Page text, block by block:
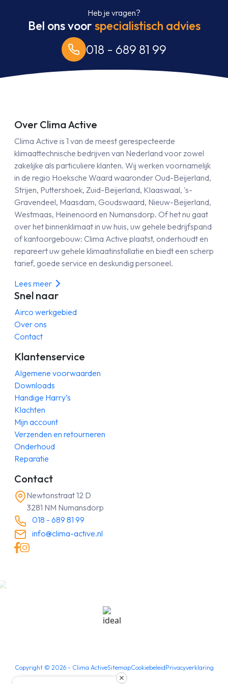
Heb je vragen?
Bel ons voorspecialistisch advies
018 - 689 81 99
Over Clima Active
Clima Active is 1 van de meest gerespecteerde
klimaattechnische bedrijven van Nederland voor zowel
zakelijke als particuliere klanten. Wij werken voornamelijk
in de regio Hoeksche Waard waaronder Oud-Beijerland,
Strijen, Puttershoek, Zuid-Beijerland, Klaaswaal, 's-
Gravendeel, Maasdam, Goudswaard, Nieuw-Beijerland,
Westmaas, Heinenoord en Numansdorp. Of het nu gaat
over het binnenklimaat in uw huis, uw gehele bedrijfspand
of kantoorgebouw: Clima Active plaatst, onderhoudt en
repareert uw gehele klimaatinstallatie en biedt een scherp
tarief, goede service en deskundig personeel.
Lees meer
Snel naar
Airco werkgebied
Over ons
Contact
Klantenservice
Algemene voorwaarden
Downloads
Handige Harry’s
Klachten
Mijn account
Verzenden en retourneren
Onderhoud
Reparatie
Contact
Newtonstraat 12 D
3281 NM Numansdorp
018 - 689 81 99
info@clima-active.nl
Copyright © 2026- Clima ActiveSitemapCookiebeleidPrivacyverklaring